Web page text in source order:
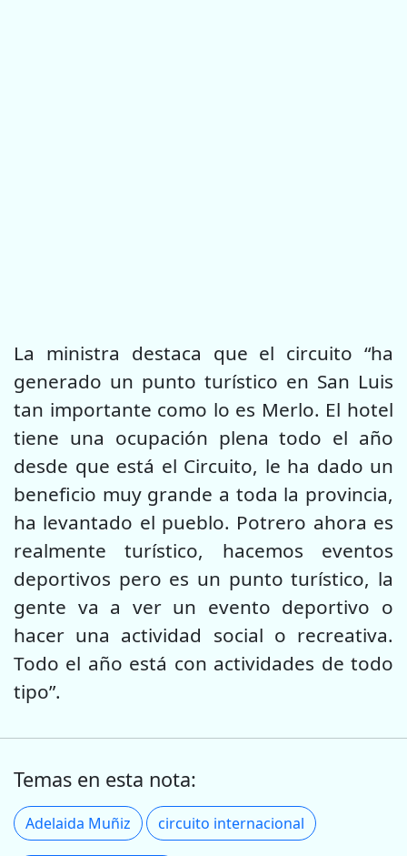
La ministra destaca que el circuito “ha
generado un punto turístico en San Luis
tan importante como lo es Merlo. El hotel
tiene una ocupación plena todo el año
desde que está el Circuito, le ha dado un
beneficio muy grande a toda la provincia,
ha levantado el pueblo. Potrero ahora es
realmente turístico, hacemos eventos
deportivos pero es un punto turístico, la
gente va a ver un evento deportivo o
hacer una actividad social o recreativa.
Todo el año está con actividades de todo
tipo”.
Temas en esta nota:
Adelaida Muñiz circuito internacional